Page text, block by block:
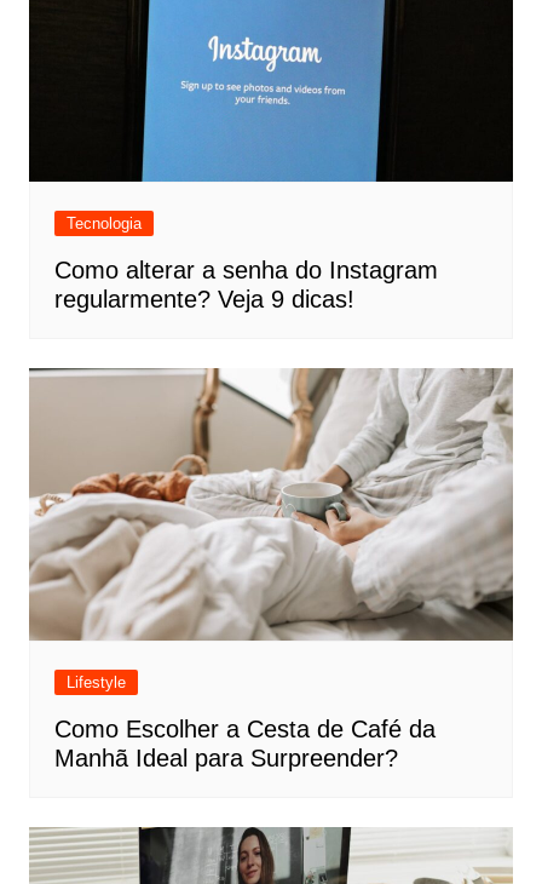
Tecnologia
Como alterar a senha do Instagram
regularmente? Veja 9 dicas!
Lifestyle
Como Escolher a Cesta de Café da
Manhã Ideal para Surpreender?